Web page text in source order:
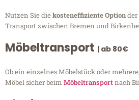
Nutzen Sie diekosteneffiziente Optionder
Transport zwischen Bremen und
Möbeltransport | ab 80€
Ob ein einzelnes Möbelstück oder
Möbel sicher beim Möbeltransportnach